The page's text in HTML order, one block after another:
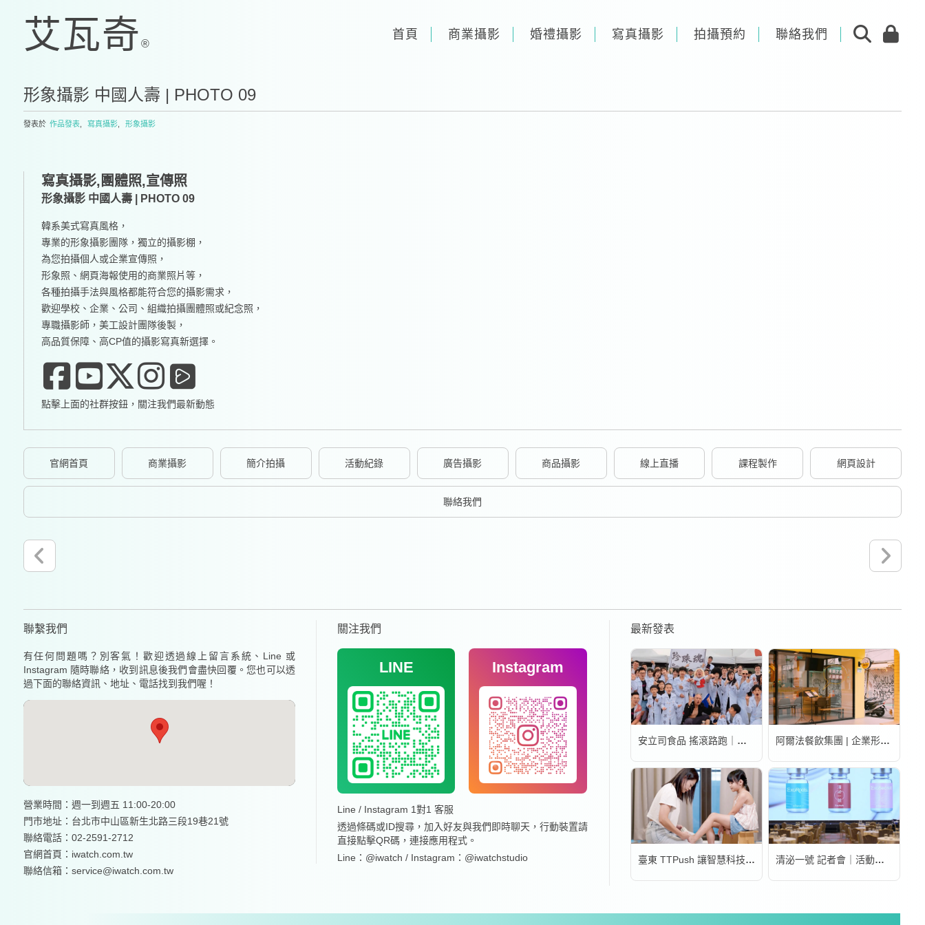
首頁 商業攝影 婚禮攝影 寫真攝影 拍攝預約 聯絡我們
形象攝影 中國人壽 | PHOTO 09
發表於 作品發表, 寫真攝影, 形象攝影
寫真攝影,團體照,宣傳照
形象攝影 中國人壽 | PHOTO 09
韓系美式寫真風格，
專業的形象攝影團隊，獨立的攝影棚，
為您拍攝個人或企業宣傳照，
形象照、網頁海報使用的商業照片等，
各種拍攝手法與風格都能符合您的攝影需求，
歡迎學校、企業、公司、組織拍攝團體照或紀念照，
專職攝影師，美工設計團隊後製，
高品質保障、高CP值的攝影寫真新選擇。
點擊上面的社群按鈕，關注我們最新動態
官網首頁 商業攝影 簡介拍攝 活動紀錄 廣告攝影 商品攝影 線上直播 課程製作 網頁設計
聯絡我們
聯繫我們
有任何問題嗎？別客氣！歡迎透過線上留言系統、Line 或
Instagram 隨時聯絡，收到訊息後我們會盡快回覆。您也可以透
過下面的聯絡資訊、地址、電話找到我們喔！
營業時間：週一到週五 11:00-20:00
門市地址：台北市中山區新生北路三段19巷21號
聯絡電話：02-2591-2712
官網首頁： iwatch.com.tw
聯絡信箱：service@iwatch.com.tw
關注我們
LINE Instagram
Line / Instagram 1對1 客服
透過條碼或ID搜尋，加入好友與我們即時聊天，行動裝置請
直接點擊QR碼，連接應用程式。
Line：@iwatch / Instagram：@iwatchstudio
最新發表
安立司食品 搖滾路跑｜活動錄影 阿爾法餐飲集團 | 企業形象宣傳片
臺東 TTPush 讓智慧科技更有溫度 | 形象影片 清泌一號 記者會｜活動錄影